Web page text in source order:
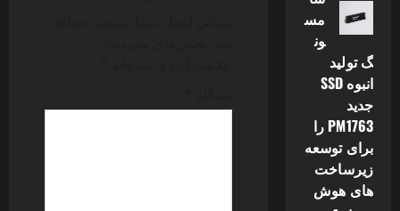
a
مس
ون
گ تولید
انبوه SSD
جدید
PM1763 را
برای توسعه
زیرساخت
های هوش